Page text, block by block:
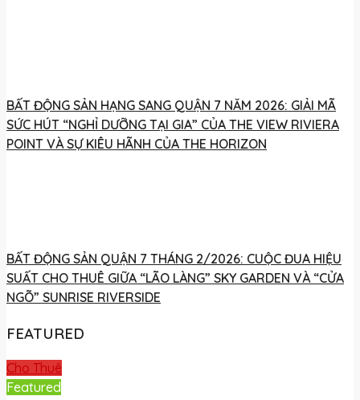
BẤT ĐỘNG SẢN HẠNG SANG QUẬN 7 NĂM 2026: GIẢI MÃ
SỨC HÚT “NGHỈ DƯỠNG TẠI GIA” CỦA THE VIEW RIVIERA
POINT VÀ SỰ KIÊU HÃNH CỦA THE HORIZON
BẤT ĐỘNG SẢN QUẬN 7 THÁNG 2/2026: CUỘC ĐUA HIỆU
SUẤT CHO THUÊ GIỮA “LÃO LÀNG” SKY GARDEN VÀ “CỬA
NGÕ” SUNRISE RIVERSIDE
FEATURED
Cho Thuê
Featured